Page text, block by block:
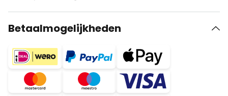
Betaalmogelijkheden